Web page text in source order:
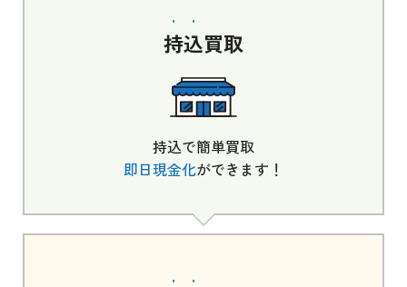
持込買取
持込で簡単買取
即日現金化ができます！